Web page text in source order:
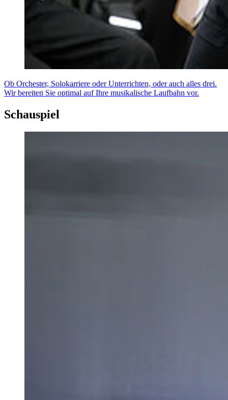
Ob Orchester, Solokarriere oder Unterrichten, oder auch alles drei.
Wir bereiten Sie optimal auf Ihre musikalische Laufbahn vor.
Schauspiel